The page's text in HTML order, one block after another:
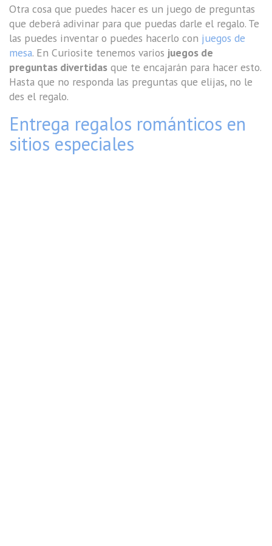
Otra cosa que puedes hacer es un juego de preguntas
que deberá adivinar para que puedas darle el regalo. Te
las puedes inventar o puedes hacerlo con juegos de
mesa. En Curiosite tenemos varios juegos de
preguntas divertidas que te encajarán para hacer esto.
Hasta que no responda las preguntas que elijas, no le
des el regalo.
Entrega regalos románticos en
sitios especiales